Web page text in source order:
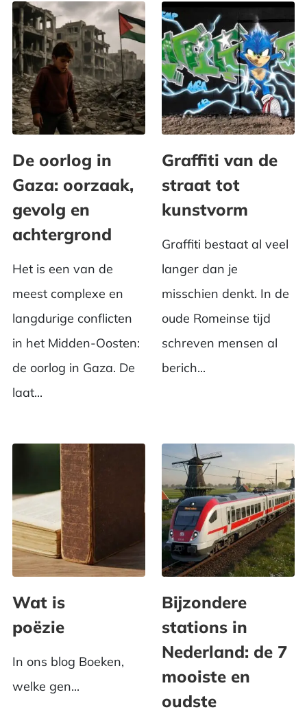
De oorlog in
Gaza: oorzaak,
gevolg en
achtergrond
Het is een van de
meest complexe en
langdurige conflicten
in het Midden-Oosten:
de oorlog in Gaza. De
laat...
Graffiti van de
straat tot
kunstvorm
Graffiti bestaat al veel
langer dan je
misschien denkt. In de
oude Romeinse tijd
schreven mensen al
berich...
Wat is
poëzie
In ons blog Boeken,
welke gen...
Bijzondere
stations in
Nederland: de 7
mooiste en
oudste